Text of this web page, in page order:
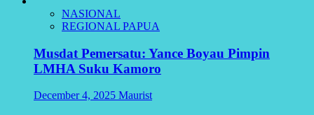
NASIONAL
REGIONAL PAPUA
Musdat Pemersatu: Yance Boyau Pimpin
LMHA Suku Kamoro
December 4, 2025 Maurist